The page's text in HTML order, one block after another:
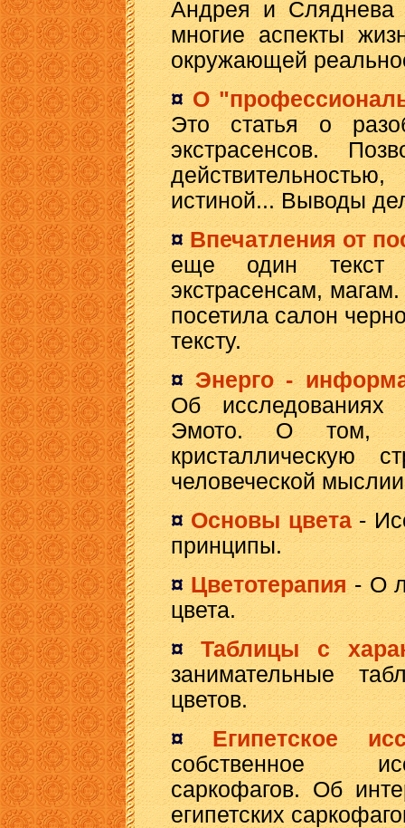
Андрея и Сляднева
многие аспекты
окружающей
¤ О
Это статья о
экстрасенсов.
истиной... Выводы
¤ Впечатления от
еще один текст
экстрасенсам,
посетила салон
тексту.
¤ Энерго -
Об исследованиях
Эмото.
О том,
кристаллическую
человеческой
¤ Основы цвета-
принципы.
¤ Цветотерапия- О
цвета.
¤
Таблицы с
занимательные
цветов.
¤
Египетское
собственное
саркофагов. Об
египетских